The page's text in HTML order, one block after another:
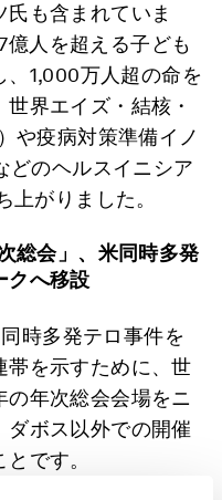
も含まれていま
億人を超える子ども
1,000万人超の命を
界エイズ・結核・
や疫病対策準備イノ
どのヘルスイニシア
上がりました。
総会」、米同時多発
クへ移設
時多発テロ事件を
帯を示すために、世
年次総会会場をニ
ダボス以外での開催
です。